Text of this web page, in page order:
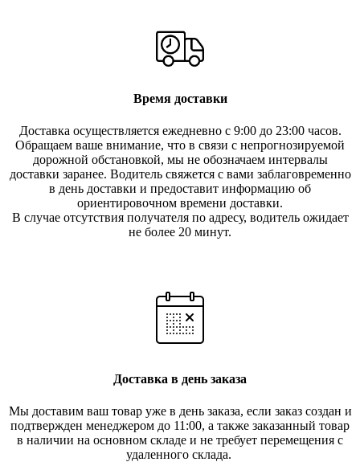
Время доставки
Доставка осуществляется ежедневно с 9:00 до 23:00 часов.
Обращаем ваше внимание, что в связи с непрогнозируемой
дорожной обстановкой, мы не обозначаем интервалы
доставки заранее. Водитель свяжется с вами заблаговременно
в день доставки и предоставит информацию об
ориентировочном времени доставки.
В случае отсутствия получателя по адресу, водитель ожидает
не более 20 минут.
Доставка в день заказа
Мы доставим ваш товар уже в день заказа, если заказ создан и
подтвержден менеджером до 11:00, а также заказанный товар
в наличии на основном складе и не требует перемещения с
удаленного склада.